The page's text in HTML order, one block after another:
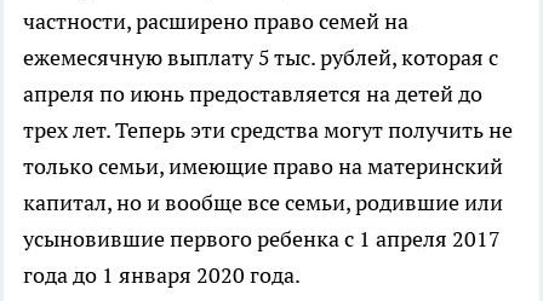
частности, расширено право семей на
ежемесячную выплату 5 тыс. рублей, которая с
апреля по июнь предоставляется на детей до
трех лет. Теперь эти средства могут получить не
только семьи, имеющие право на материнский
капитал, но и вообще все семьи, родившие или
усыновившие первого ребенка с 1 апреля 2017
года до 1 января 2020 года.